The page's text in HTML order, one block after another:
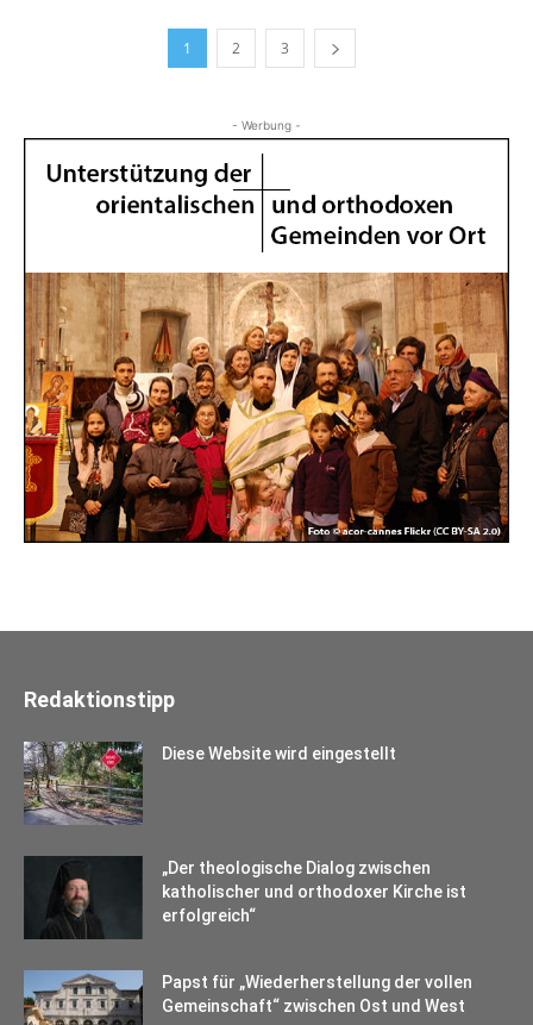
1 2 3
- Werbung -
Redaktionstipp
Diese Website wird eingestellt
„Der theologische Dialog zwischen
katholischer und orthodoxer Kirche ist
erfolgreich“
Papst für „Wiederherstellung der vollen
Gemeinschaft“ zwischen Ost und West